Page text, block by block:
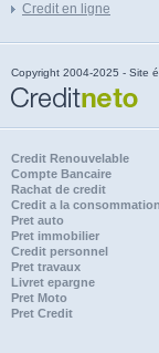
Credit en ligne
Copyright 2004-2025 - Site
Credit Renouvelable
Compte Bancaire
Rachat de credit
Credit a la consommation
Pret auto
Pret immobilier
Credit personnel
Pret travaux
Livret epargne
Pret Moto
Pret Credit